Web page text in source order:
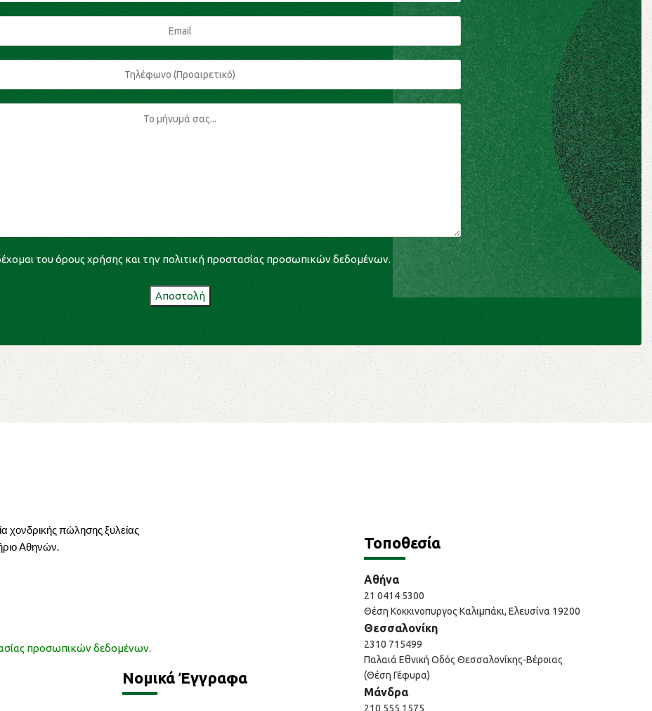
τουόρους χρήσης και την πολιτική προστασίας προσωπικών δεδομένων.
χονδρικής πώλησης ξυλείας
Αθηνών.
προσωπικών δεδομένων.
Νομικά Έγγραφα
Τοποθεσία
Αθήνα
21 0414 5300
Θέση Κοκκινοπυργος Καλιμπάκι, Ελευσίνα 19200
Θεσσαλονίκη
2310 715499
Παλαιά Εθνική Οδός Θεσσαλονίκης-Βέροιας
(Θέση Γέφυρα)
Μάνδρα
210 555 1575